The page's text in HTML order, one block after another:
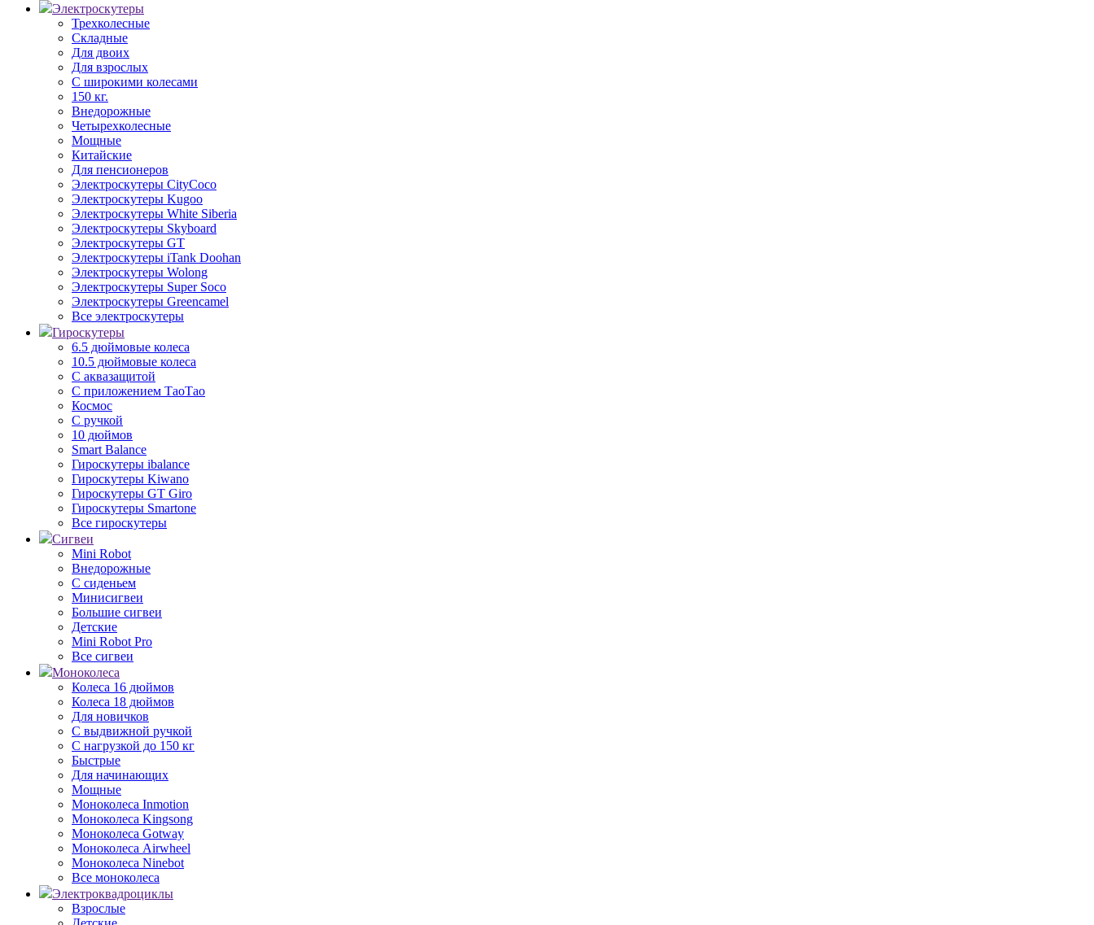
Электроскутеры
Трехколесные
Складные
Для двоих
Для взрослых
С широкими колесами
150 кг.
Внедорожные
Четырехколесные
Мощные
Китайские
Для пенсионеров
Электроскутеры CityCoco
Электроскутеры Kugoo
Электроскутеры White Siberia
Электроскутеры Skyboard
Электроскутеры GT
Электроскутеры iTank Doohan
Электроскутеры Wolong
Электроскутеры Super Soco
Электроскутеры Greencamel
Все электроскутеры
Гироскутеры
6.5 дюймовые колеса
10.5 дюймовые колеса
С аквазащитой
С приложением ТаоТао
Космос
С ручкой
10 дюймов
Smart Balance
Гироскутеры ibalance
Гироскутеры Kiwano
Гироскутеры GT Giro
Гироскутеры Smartone
Все гироскутеры
Сигвеи
Mini Robot
Внедорожные
С сиденьем
Минисигвеи
Большие сигвеи
Детские
Mini Robot Pro
Все сигвеи
Моноколеса
Колеса 16 дюймов
Колеса 18 дюймов
Для новичков
С выдвижной ручкой
С нагрузкой до 150 кг
Быстрые
Для начинающих
Мощные
Моноколеса Inmotion
Моноколеса Kingsong
Моноколеса Gotway
Моноколеса Airwheel
Моноколеса Ninebot
Все моноколеса
Электроквадроциклы
Взрослые